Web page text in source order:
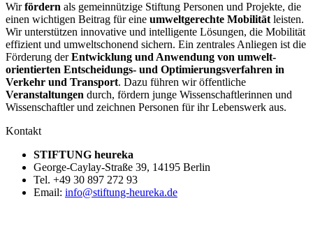
Wirfördern als gemeinnützige Stiftung Personen und Projekte, die
einen wichtigen Beitrag für eine umweltgerechte Mobilitätleisten.
Wir unter­stützen innovative und intelligente Lösungen, die Mobilität
effizient und umweltschonend sichern. Ein zentrales Anliegen ist die
Förderung derEntwicklung und Anwendung von umwelt­
orientierten Entscheidungs- und Optimierungs­verfahren in
Verkehr und Transport. Dazu führen wir öffentliche
Veranstaltungen durch, fördern junge Wissenschaftlerinnen und
Wissenschaftler und zeichnen Personen für ihr Lebenswerk aus.
Kontakt
STIFTUNG heureka
George-Caylay-Straße 39, 14195 Berlin
Tel. +49 30 897 272 93
Email: info@stiftung-heureka.de